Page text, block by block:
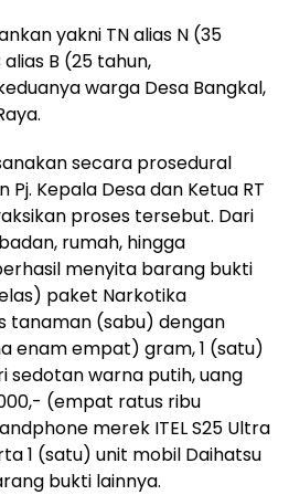
yakni TN alias N (35
B (25 tahun,
warga Desa Bangkal,
secara prosedural
Kepala Desa dan Ketua RT
proses tersebut. Dari
rumah, hingga
menyita barang bukti
paket Narkotika
tanaman (sabu) dengan
enam empat) gram, 1 (satu)
sedotan warna putih, uang
(empat ratus ribu
merek ITEL S25 Ultra
1 (satu) unit mobil Daihatsu
bukti lainnya.